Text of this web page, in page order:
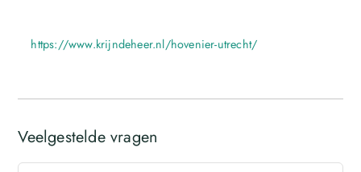
https://www.krijndeheer.nl/hovenier-utrecht/
Veelgestelde vragen